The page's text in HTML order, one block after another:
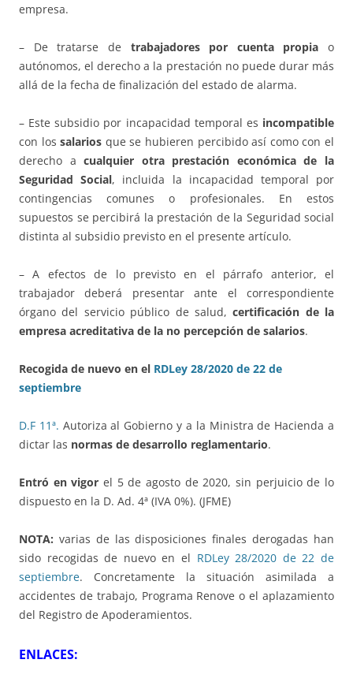
empresa.
– De tratarse de trabajadores por cuenta propia o
autónomos, el derecho a la prestación no puede durar más
allá de la fecha de finalización del estado de alarma.
– Este subsidio por incapacidad temporal es incompatible
con lossalarios que se hubieren percibido así como con el
derecho acualquier otra prestación económica de la
Seguridad Social, incluida la incapacidad temporal por
contingencias comunes o profesionales. En estos
supuestos se percibirá la prestación de la Seguridad social
distinta al subsidio previsto en el presente artículo.
– A efectos de lo previsto en el párrafo anterior, el
trabajador deberá presentar ante el correspondiente
órgano del servicio público de salud,certificación de la
empresa acreditativa de la no percepción de salarios.
Recogida de nuevo en el RDLey 28/2020 de 22 de
septiembre
D.F 11ª. Autoriza al Gobierno y a la Ministra de Hacienda a
dictar las normas de desarrollo reglamentario.
Entró en vigor el 5 de agosto de 2020, sin perjuicio de lo
dispuesto en la D. Ad. 4ª (IVA 0%). (JFME)
NOTA: varias de las disposiciones finales derogadas han
sido recogidas de nuevo en el RDLey 28/2020 de 22 de
septiembre. Concretamente la situación asimilada a
accidentes de trabajo, Programa Renove o el aplazamiento
del Registro de Apoderamientos.
ENLACES: